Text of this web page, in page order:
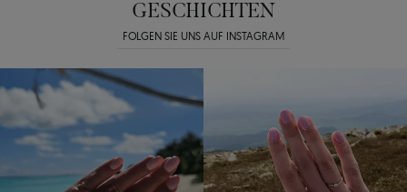
GESCHICHTEN
FOLGEN SIE UNS AUF INSTAGRAM